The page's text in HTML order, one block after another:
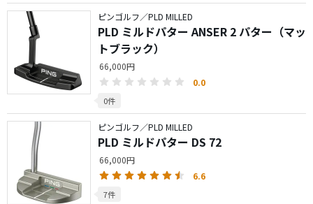
ピンゴルフ／PLD MILLED
PLD ミルドパター ANSER 2 パター（マッ
トブラック）
66,000円
0.0
0件
ピンゴルフ／PLD MILLED
PLD ミルドパター DS 72
66,000円
6.6
7件